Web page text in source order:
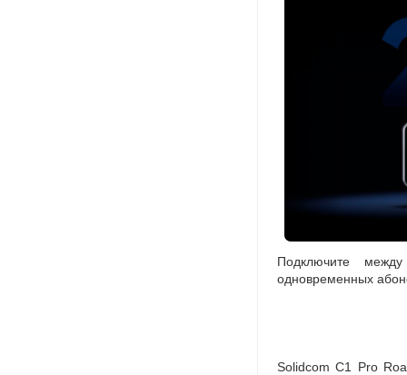
Подключите
одновременных
Solidcom C1 Pro